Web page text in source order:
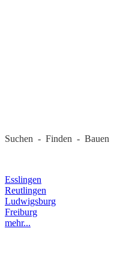
Suchen - Finden - Bauen
Esslingen
Reutlingen
Ludwigsburg
Freiburg
mehr...